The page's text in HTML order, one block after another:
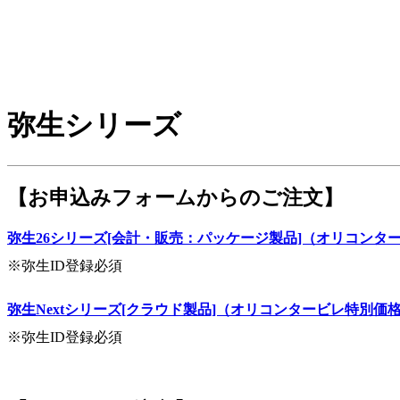
弥生シリーズ
【お申込みフォームからのご注文】
弥生26シリーズ[会計・販売：パッケージ製品]（オリコンタ
※弥生ID登録必須
弥生Nextシリーズ[クラウド製品]（オリコンタービレ特別価格
※弥生ID登録必須